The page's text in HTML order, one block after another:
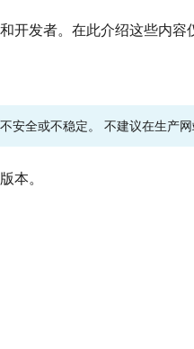
开发者。在此介绍这些内容
安全或不稳定。 不建议在生产
本。